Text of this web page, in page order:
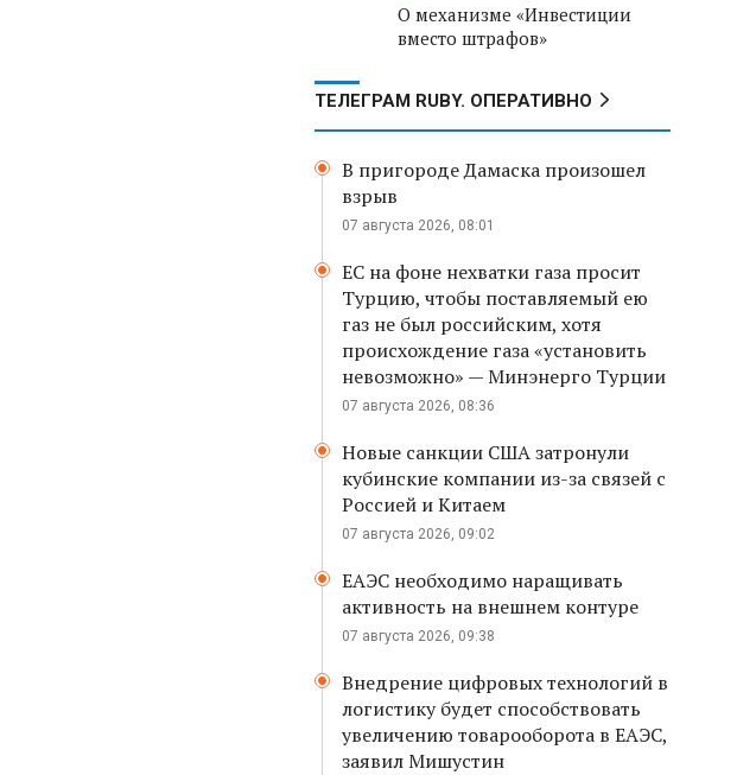
О механизме «Инвестиции
вместо штрафов»
ТЕЛЕГРАМ RUBY. ОПЕРАТИВНО
В пригороде Дамаска произошел
взрыв
07 августа 2026, 08:01
ЕС на фоне нехватки газа просит
Турцию, чтобы поставляемый ею
газ не был российским, хотя
происхождение газа «установить
невозможно» — Минэнерго Турции
07 августа 2026, 08:36
Новые санкции США затронули
кубинские компании из-за связей с
Россией и Китаем
07 августа 2026, 09:02
ЕАЭС необходимо наращивать
активность на внешнем контуре
07 августа 2026, 09:38
Внедрение цифровых технологий в
логистику будет способствовать
увеличению товарооборота в ЕАЭС,
заявил Мишустин